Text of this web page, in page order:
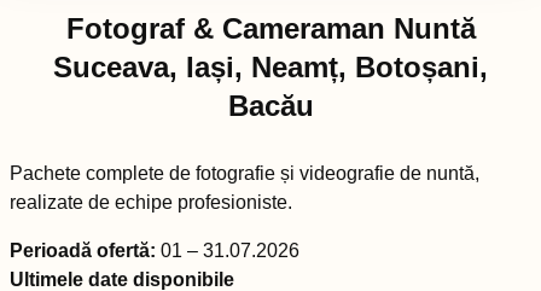
Fotograf & Cameraman Nuntă
Suceava, Iași, Neamț, Botoșani,
Bacău
Pachete complete de fotografie și videografie de nuntă,
realizate de echipe profesioniste.
Perioadă ofertă: 01 – 31.07.2026
Ultimele date disponibile